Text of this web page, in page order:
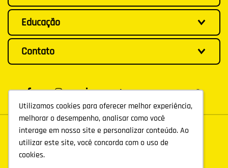
Utilizamos cookies para oferecer melhor experiência,
melhorar o desempenho, analisar como você
interage em nosso site e personalizar conteúdo. Ao
utilizar este site, você concorda com o uso de
cookies.
Utilizamos cookies para oferecer melhor experiência,
melhorar o desempenho, analisar como você
interage em nosso site e personalizar conteúdo. Ao
utilizar este site, você concorda com o uso de
cookies.
Educação
Contato